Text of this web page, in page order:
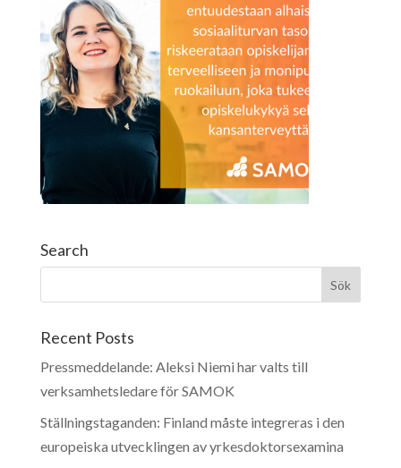
Search
Recent Posts
Pressmeddelande: Aleksi Niemi har valts till
verksamhetsledare för SAMOK
Ställningstaganden: Finland måste integreras i den
europeiska utvecklingen av yrkesdoktorsexamina